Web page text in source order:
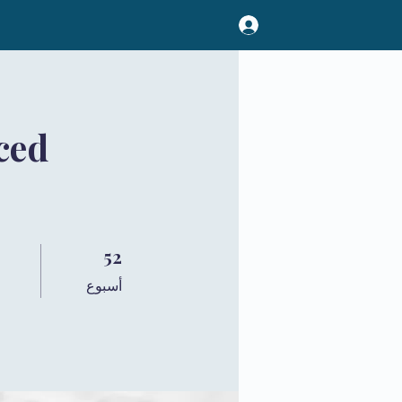
52
أسبوع